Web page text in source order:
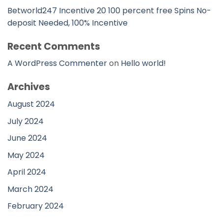
Betworld247 Incentive 20 100 percent free Spins No-
deposit Needed, 100% Incentive
Recent Comments
A WordPress Commenteron Hello world!
Archives
August 2024
July 2024
June 2024
May 2024
April 2024
March 2024
February 2024